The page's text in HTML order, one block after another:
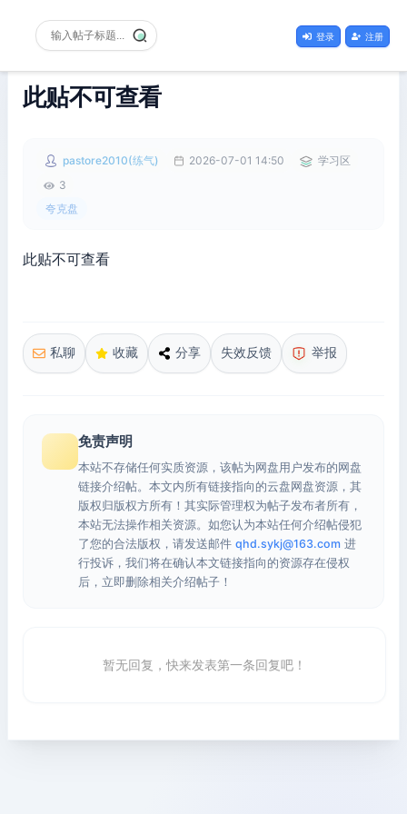
登录 注册
此贴不可查看
pastore2010(练气) 2026-07-01 14:50
学习区
3
夸克盘
此贴不可查看
私聊 收藏 分享 失效反馈 举报
免责声明
本站不存储任何实质资源，该帖为网盘用户发布的网盘
链接介绍帖。本文内所有链接指向的云盘网盘资源，其
版权归版权方所有！其实际管理权为帖子发布者所有，
本站无法操作相关资源。如您认为本站任何介绍帖侵犯
了您的合法版权，请发送邮件 qhd.sykj@163.com 进
行投诉，我们将在确认本文链接指向的资源存在侵权
后，立即删除相关介绍帖子！
暂无回复，快来发表第一条回复吧！